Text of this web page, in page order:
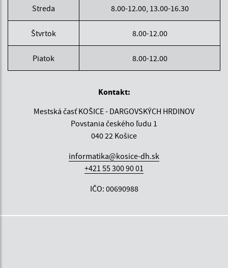
Streda 8.00-12.00, 13.00-16.30
Štvrtok 8.00-12.00
Piatok 8.00-12.00
Kontakt:
Mestská časť KOŠICE - DARGOVSKÝCH HRDINOV
Povstania českého ľudu 1
040 22 Košice
informatika@kosice-dh.sk
+421 55 300 90 01
IČO: 00690988